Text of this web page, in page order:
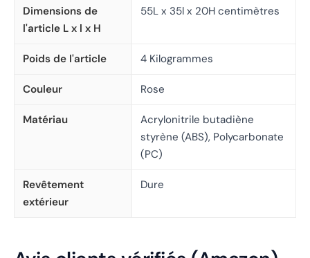
Dimensions de
l'article L x l x H
55L x 35l x 20H centimètres
Poids de l'article 4 Kilogrammes
Couleur Rose
Matériau
Acrylonitrile butadiène
styrène (ABS), Polycarbonate
(PC)
Revêtement
extérieur
Dure